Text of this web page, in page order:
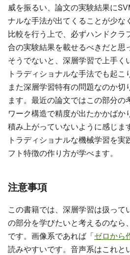
威を振るい、論文の実験結果に
ナルな手法が出てくることが少な
比較を行う上で、必ずハンドクラ
合の実験結果を載せるべきだと思
そうでないと、深層学習で上手く
トラディショナルな手法でも起こ
また深層学習特有の問題なのか切
ます。最近の論文ではこの部分の
ワーク構造で精度が出たかかばか
積み上がっていないように感じま
トラディショナルな機械学習を実
フト特徴の作り方が学べます。
注意事項
この書籍では、深層学習は扱って
の部分を学びたいと考えるのなら
です。画像系であれば「ゼロから
読みやすいです。音声系はこれと